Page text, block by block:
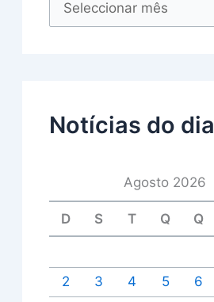
Notícias do dia
Agosto 2026
D S T Q Q
2
3 4 5 6